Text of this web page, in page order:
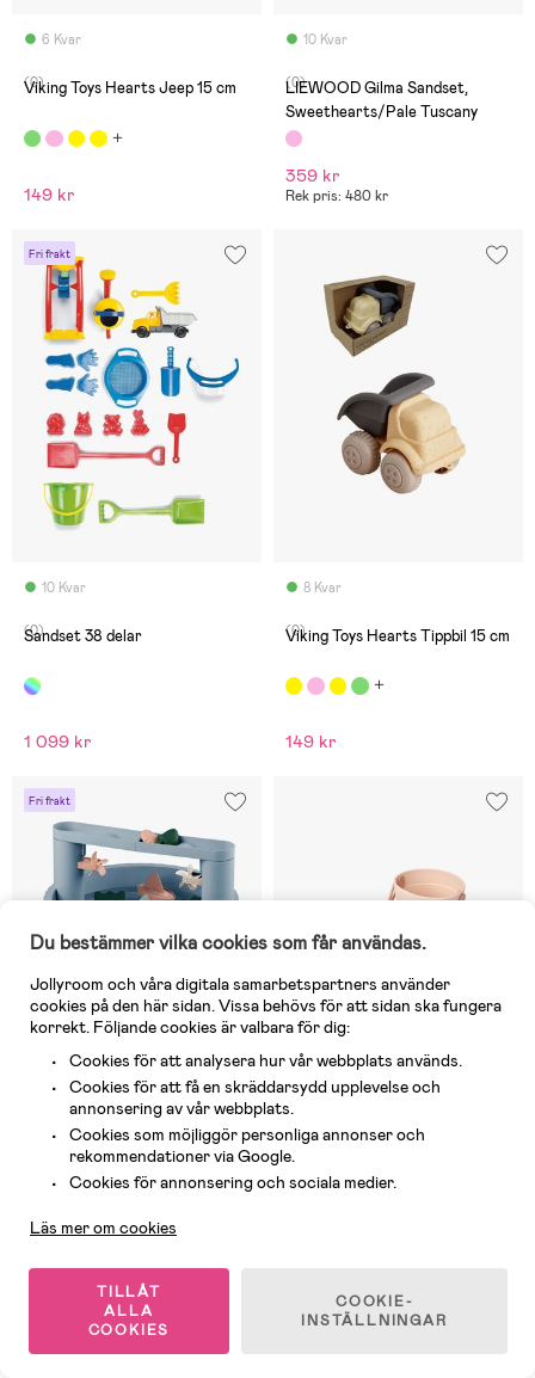
6 Kvar
(0)
Viking Toys Hearts Jeep 15 cm
149 kr
10 Kvar
(0)
LIEWOOD Gilma Sandset,
Sweethearts/Pale Tuscany
359 kr
Rek pris: 480 kr
Fri frakt
10 Kvar
(0)
Sandset 38 delar
1 099 kr
8 Kvar
(0)
Viking Toys Hearts Tippbil 15 cm
149 kr
Fri frakt
I lager
LIEWOOD Sepp Aktivitetsbord
2 Kvar
(0)
LIEWOOD Kit Mini Sandset,
360 kr
Du bestämmer vilka cookies som får användas.
Jollyroom och våra digitala samarbetspartners använder
cookies på den här sidan. Vissa behövs för att sidan ska fungera
korrekt. Följande cookies är valbara för dig:
Cookies för att analysera hur vår webbplats används.
Cookies för att få en skräddarsydd upplevelse och
annonsering av vår webbplats.
Cookies som möjliggör personliga annonser och
rekommendationer via Google.
Cookies för annonsering och sociala medier.
Läs mer om cookies
TILLÅT
ALLA
COOKIES
COOKIE-
INSTÄLLNINGAR